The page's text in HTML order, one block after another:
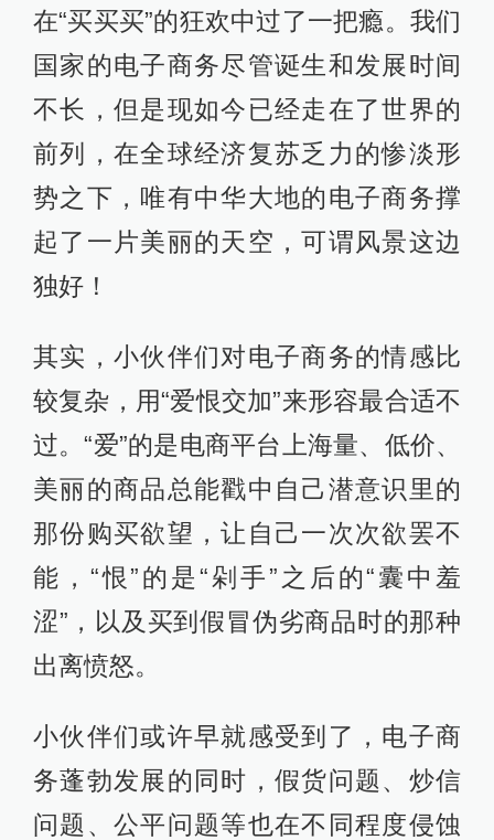
在“买买买”的狂欢中过了一把瘾。我们
国家的电子商务尽管诞生和发展时间
不长，但是现如今已经走在了世界的
前列，在全球经济复苏乏力的惨淡形
势之下，唯有中华大地的电子商务撑
起了一片美丽的天空，可谓风景这边
独好！
其实，小伙伴们对电子商务的情感比
较复杂，用“爱恨交加”来形容最合适不
过。“爱”的是电商平台上海量、低价、
美丽的商品总能戳中自己潜意识里的
那份购买欲望，让自己一次次欲罢不
能，“恨”的是“剁手”之后的“囊中羞
涩”，以及买到假冒伪劣商品时的那种
出离愤怒。
小伙伴们或许早就感受到了，电子商
务蓬勃发展的同时，假货问题、炒信
问题、公平问题等也在不同程度侵蚀